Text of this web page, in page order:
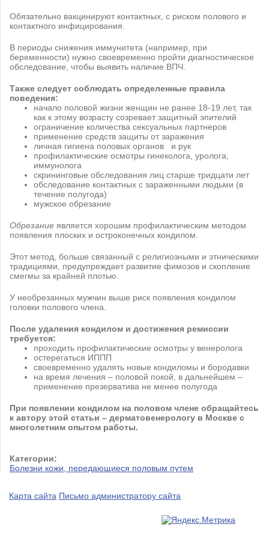
Обязательно вакцинируют контактных, с риском полового и
контактного инфицирования.
В периоды снижения иммунитета (например, при
беременности) нужно своевременно пройти диагностическое
обследование, чтобы выявить наличие ВПЧ.
Также следует соблюдать определенные правила
поведения:
начало половой жизни женщин не ранее 18-19 лет, так
как к этому возрасту созревает защитный эпителий
ограничение количества сексуальных партнеров
применение средств защиты от заражения
личная гигиена половых органов и рук
профилактические осмотры гинеколога, уролога,
иммунолога
скрининговые обследования лиц старше тридцати лет
обследование контактных с зараженными людьми (в
течение полугода)
мужское обрезание
Обрезание является хорошим профилактическим методом
появления плоских и остроконечных кондилом.
Этот метод, больше связанный с религиозными и этническими
традициями, предупреждает развитие фимозов и скопление
смегмы за крайней плотью.
У необрезанных мужчин выше риск появления кондилом
головки полового члена.
После удаления кондилом и достижения ремиссии
требуется:
проходить профилактические осмотры у венеролога
остерегаться ИППП
своевременно удалять новые кондиломы и бородавки
на время лечения – половой покой, в дальнейшем –
применение презерватива не менее полугода
При появлении кондилом на половом члене обращайтесь
к автору этой статьи – дерматовенерологу в Москве с
многолетним опытом работы.
Категории:
Болезни кожи, передающиеся половым путем
Карта сайта Письмо администратору сайта